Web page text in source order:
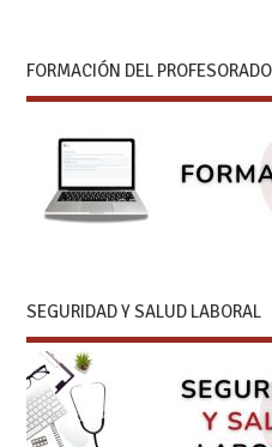
FORMACIÓN DEL PROFESORADO
SEGURIDAD Y SALUD LABORAL